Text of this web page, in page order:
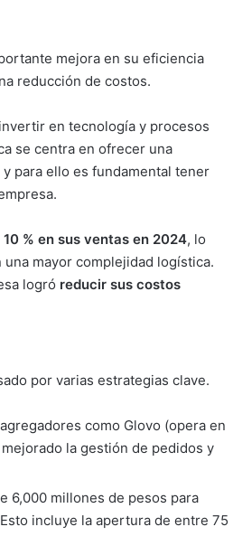
mejora en su eficiencia
reducción de costos.
en tecnología y procesos
se centra en ofrecer una
para ello es fundamental tener
% en sus ventas en 2024, lo
mayor complejidad logística.
logró reducir sus costos
por varias estrategias clave.
como Glovo (opera en
la gestión de pedidos y
6,000 millones de pesos para
incluye la apertura de entre 75